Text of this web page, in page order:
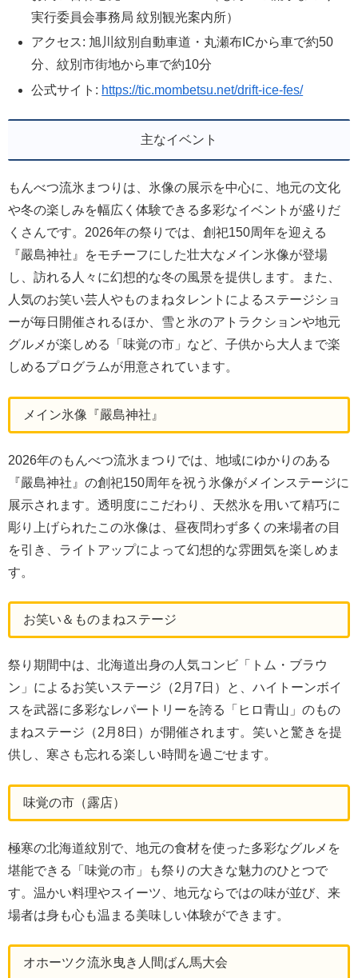
実行委員会事務局 紋別観光案内所）
アクセス: 旭川紋別自動車道・丸瀬布ICから車で約50
分、紋別市街地から車で約10分
公式サイト: https://tic.mombetsu.net/drift-ice-fes/
主なイベント
もんべつ流氷まつりは、氷像の展示を中心に、地元の文化
や冬の楽しみを幅広く体験できる多彩なイベントが盛りだ
くさんです。2026年の祭りでは、創祀150周年を迎える
『嚴島神社』をモチーフにした壮大なメイン氷像が登場
し、訪れる人々に幻想的な冬の風景を提供します。また、
人気のお笑い芸人やものまねタレントによるステージショ
ーが毎日開催されるほか、雪と氷のアトラクションや地元
グルメが楽しめる「味覚の市」など、子供から大人まで楽
しめるプログラムが用意されています。
メイン氷像『嚴島神社』
2026年のもんべつ流氷まつりでは、地域にゆかりのある
『嚴島神社』の創祀150周年を祝う氷像がメインステージに
展示されます。透明度にこだわり、天然氷を用いて精巧に
彫り上げられたこの氷像は、昼夜問わず多くの来場者の目
を引き、ライトアップによって幻想的な雰囲気を楽しめま
す。
お笑い＆ものまねステージ
祭り期間中は、北海道出身の人気コンビ「トム・ブラウ
ン」によるお笑いステージ（2月7日）と、ハイトーンボイ
スを武器に多彩なレパートリーを誇る「ヒロ青山」のもの
まねステージ（2月8日）が開催されます。笑いと驚きを提
供し、寒さも忘れる楽しい時間を過ごせます。
味覚の市（露店）
極寒の北海道紋別で、地元の食材を使った多彩なグルメを
堪能できる「味覚の市」も祭りの大きな魅力のひとつで
す。温かい料理やスイーツ、地元ならではの味が並び、来
場者は身も心も温まる美味しい体験ができます。
オホーツク流氷曳き人間ばん馬大会